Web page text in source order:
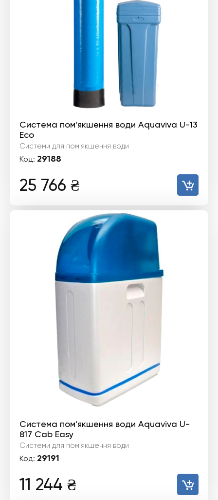
Система пом'якшення води Aquaviva U-13
Eco
Системи для пом'якшення води
Код: 29188
25 766 ₴
Система пом'якшення води Aquaviva U-
817 Cab Easy
Системи для пом'якшення води
Код: 29191
11 244 ₴